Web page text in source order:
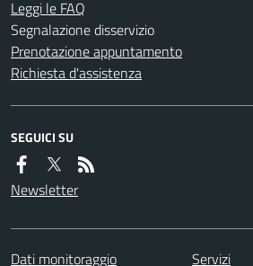
Leggi le FAQ
Segnalazione disservizio
Prenotazione appuntamento
Richiesta d'assistenza
SEGUICI SU
Newsletter
Dati monitoraggio Servizi